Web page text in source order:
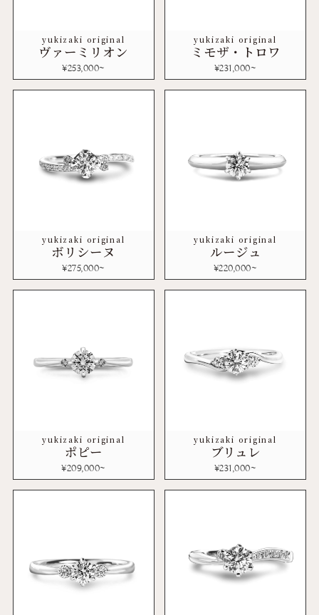
yukizaki original
ヴァーミリオン
¥253,000~
yukizaki original
ミモザ・トロワ
¥231,000~
yukizaki original
ボリシーヌ
¥275,000~
yukizaki original
ルージュ
¥220,000~
yukizaki original
ポピー
¥209,000~
yukizaki original
ブリュレ
¥231,000~